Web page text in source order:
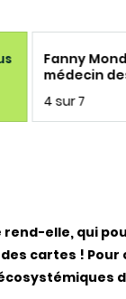
Fanny
médecin
4 sur 7
elle, qui
cartes !